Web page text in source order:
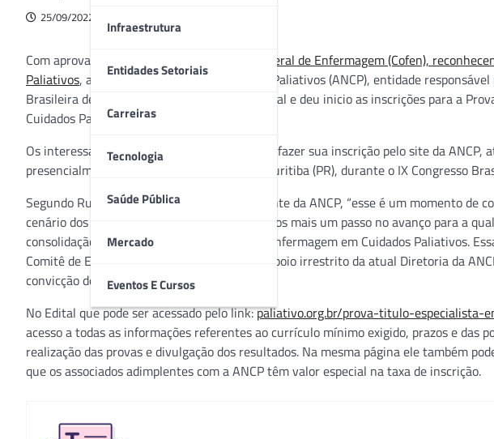
Infraestrutura
Entidades Setoriais
Carreiras
Tecnologia
Saúde Pública
Mercado
Eventos E Cursos
25/09/2022
Com aprovação do registro pelo
Conselho Federal de Enfermagem (Cofen),
Paliativos, a Academia Nacional de Cuidados Paliativos (ANCP), entidade
Brasileira de Enfermagem (ABEn), lançou Edital e deu inicio as inscrições para a
Cuidados Paliativos.
Os interessados na obtenção do Título podem fazer sua inscrição pelo site da
presencialmente no dia 2 de novembro, em Curitiba (PR), durante o IX Congresso
Segundo Rudval Souza da Silva, vice-presidente da ANCP, “esse é um momento de
cenário dos Cuidados Paliativos e, juntos damos mais um passo no avanço para a
consolidação do campo de conhecimento da Enfermagem em Cuidados Paliativos.
Comitê de Enfermagem da ANCP e que tem apoio irrestrito da atual Diretoria da
convicção de que juntos somos mais fortes”.
No Edital que pode ser acessado pelo link:paliativo.org.br/prova-titulo-especialista-
acesso a todas as informações referentes ao currículo mínimo exigido, prazos e das
realização das provas e divulgação dos resultados. Na mesma página ele também
que os associados adimplentes com a ANCP têm valor especial na taxa de inscrição.